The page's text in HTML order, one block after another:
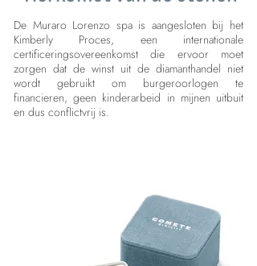
De Muraro Lorenzo spa is aangesloten bij het
Kimberly Proces, een internationale
certificeringsovereenkomst die ervoor moet
zorgen dat de winst uit de diamanthandel niet
wordt gebruikt om burgeroorlogen te
financieren, geen kinderarbeid in mijnen uitbuit
en dus conflictvrij is.